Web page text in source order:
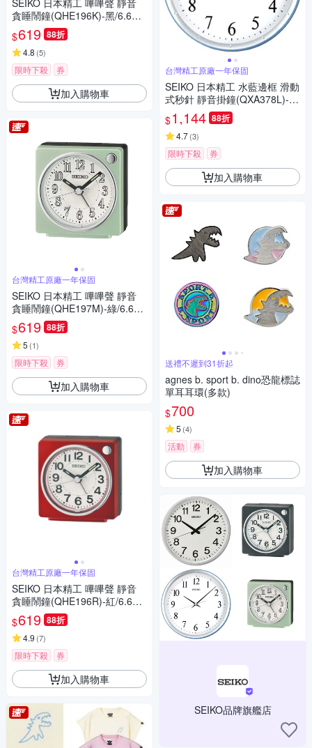
SEIKO 日本精工 嗶嗶聲 靜音
貪睡鬧鐘(QHE196K)-黑/6.6X6.
6cm
$619 88折
4.8 (5)
限時下殺 券
加入購物車
台灣精工原廠一年保固
SEIKO 日本精工 嗶嗶聲 靜音
貪睡鬧鐘(QHE197M)-綠/6.6X
6.6cm
$619 88折
5 (1)
限時下殺 券
加入購物車
台灣精工原廠一年保固
SEIKO 日本精工 嗶嗶聲 靜音
貪睡鬧鐘(QHE196R)-紅/6.6X6.
6cm
$619 88折
4.9 (7)
限時下殺 券
加入購物車
台灣精工原廠一年保固
SEIKO 日本精工 水藍邊框 滑動
式秒針 靜音掛鐘(QXA378L)-
藍-白/31cm
$1,144 88折
4.7(3)
限時下殺 券
加入購物車
送禮不遲到31折起
agnes b. sport b. dino恐龍標誌
單耳耳環(多款)
$700
5 (4)
活動 券
加入購物車
SEIKO品牌旗艦店